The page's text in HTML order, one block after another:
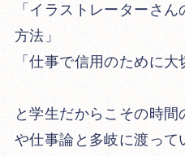
「イラストレーターさ
方法」
「仕事で信用のために大
と学生だからこその時
や仕事論と多岐に渡って